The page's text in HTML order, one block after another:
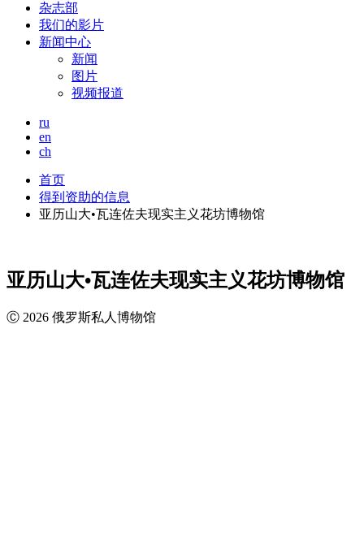
杂志部
我们的影片
新闻中心
新闻
图片
视频报道
ru
en
ch
首页
得到资助的信息
亚历山大•瓦连佐夫现实主义花坊博物馆
亚历山大•瓦连佐夫现实主义花坊博物馆
Ⓒ 2026 俄罗斯私人博物馆